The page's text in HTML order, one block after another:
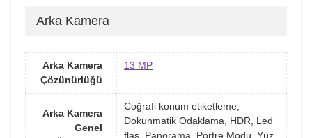
Arka Kamera
Arka Kamera
Çözünürlüğü
13 MP
Arka Kamera
Genel
Coğrafi konum etiketleme,
Dokunmatik Odaklama, HDR, Led
flaş, Panorama, Portre Modu, Yüz